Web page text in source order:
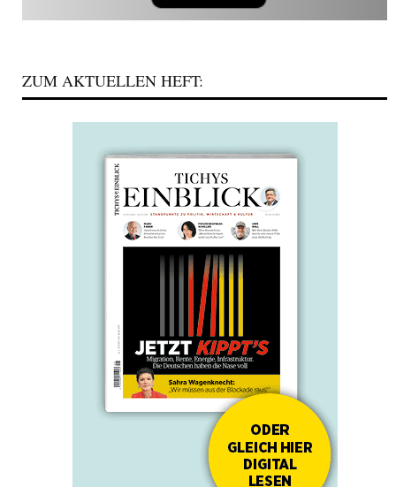
ZUM AKTUELLEN HEFT: